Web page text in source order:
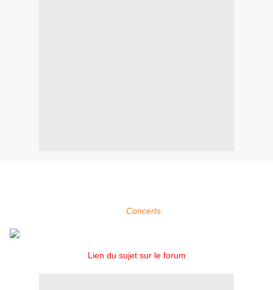
Concerts
Lien du sujet sur le forum